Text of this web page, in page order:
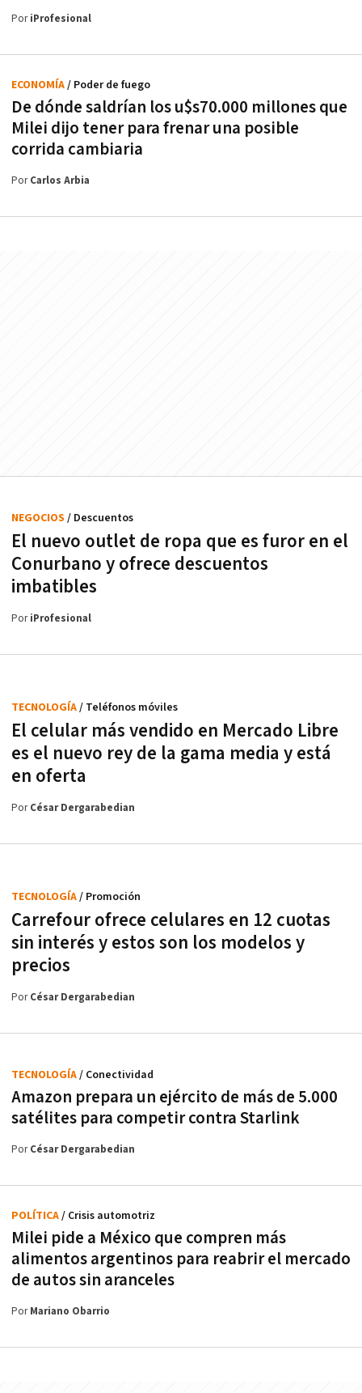
PoriProfesional
De dónde saldrían los u$s70.000 millones que
Milei dijo tener para frenar una posible
corrida cambiaria
ECONOMÍA/ Poder de fuego
PorCarlos Arbia
El nuevo outlet de ropa que es furor en el
Conurbano y ofrece descuentos
imbatibles
NEGOCIOS / Descuentos
PoriProfesional
El celular más vendido en Mercado Libre
es el nuevo rey de la gama media y está
en oferta
TECNOLOGÍA/ Teléfonos móviles
PorCésar Dergarabedian
Carrefour ofrece celulares en 12 cuotas
sin interés y estos son los modelos y
precios
TECNOLOGÍA/ Promoción
PorCésar Dergarabedian
Amazon prepara un ejército de más de 5.000
satélites para competir contra Starlink
TECNOLOGÍA/ Conectividad
PorCésar Dergarabedian
Milei pide a México que compren más
alimentos argentinos para reabrir el mercado
de autos sin aranceles
POLÍTICA/ Crisis automotriz
PorMariano Obarrio